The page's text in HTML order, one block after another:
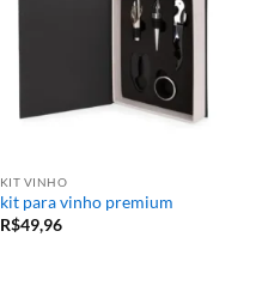
KIT VINHO
kit para vinho premium
R$49,96